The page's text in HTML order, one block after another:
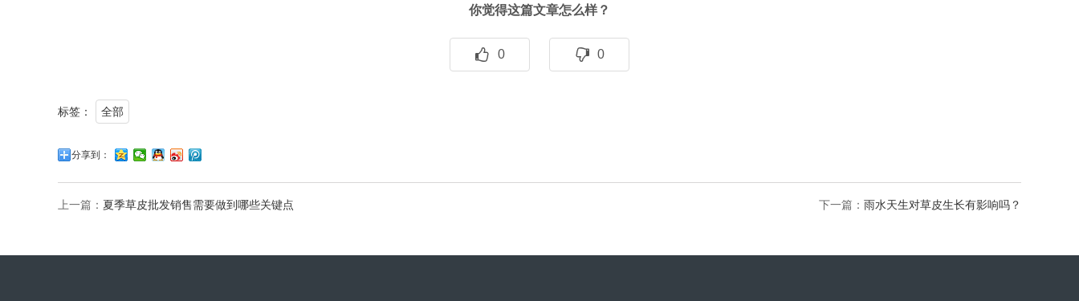
你觉得这篇文章怎么样？
0 0
标签： 全部
分享到：
上一篇： 夏季草皮批发销售需要做到哪些关键点 下一篇： 雨水天生对草皮生长有影响吗？